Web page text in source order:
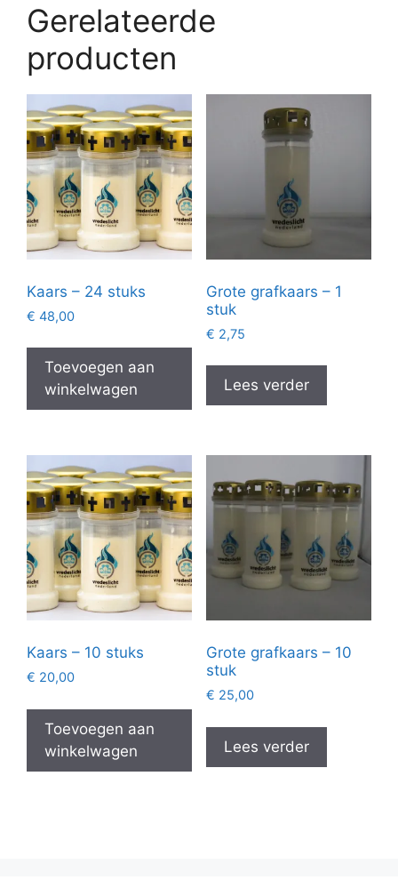
Gerelateerde
producten
Kaars – 24 stuks
€ 48,00
Toevoegen aan
winkelwagen
Grote grafkaars – 1
stuk
€ 2,75
Lees verder
Kaars – 10 stuks
€ 20,00
Toevoegen aan
winkelwagen
Grote grafkaars – 10
stuk
€ 25,00
Lees verder